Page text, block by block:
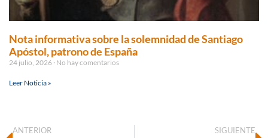
Nota informativa sobre la solemnidad de Santiago
Apóstol, patrono de España
24 julio, 2026 No hay comentarios
Leer Noticia »
ANTERIOR SIGUIENTE